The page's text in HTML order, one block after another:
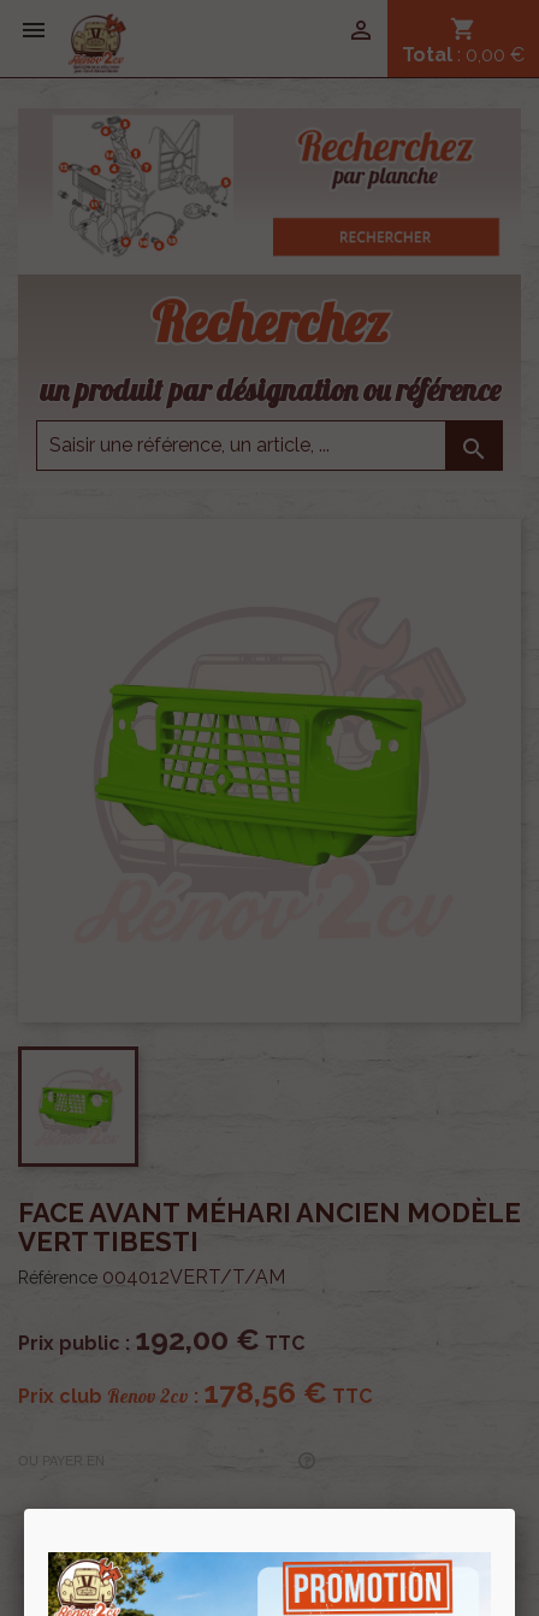
 shopping_cart
Total : 0,00 €

Recherchez
un produit par désignation ou référence

FACE AVANT MÉHARI ANCIEN MODÈLE
VERT TIBESTI
Référence 004012VERT/T/AM
Prix public : 192,00 € TTC
Prix club Renov 2cv : 178,56 € TTC
Profitez de prix remisés
avec la Carte clubRenov 2cv